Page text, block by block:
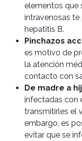
elementos que
intravenosas
hepatitis B.
Pinchazos
es motivo de
la atención
contacto con
De madre a
infectadas con
transmitirles el
embargo, es
evitar que se